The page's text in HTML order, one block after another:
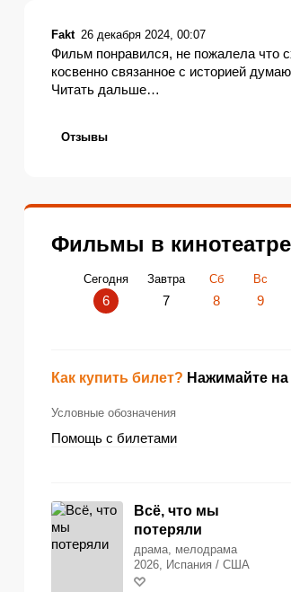
Fakt 26 декабря 2024, 00:07
Фильм понравился, не пожалела что
косвенно связанное с историей
Читать дальше…
Отзывы
Фильмы в
Сегодня
6
Завтра
7
Сб
8
Вс
9
Как купить билет? Нажимайте
Условные обозначения
Помощь с билетами
Всё, что мы
потеряли
драма, мелодрама
2026, Испания / США